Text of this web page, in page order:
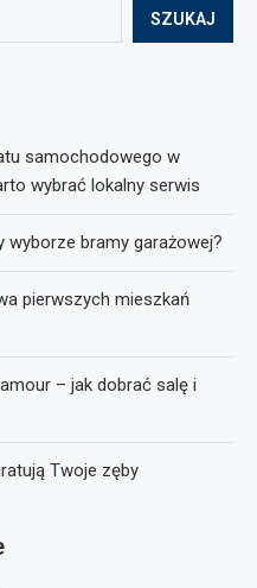
SZUKAJ
samochodowego w
wybrać lokalny serwis
bramy garażowej?
pierwszych mieszkań
– jak dobrać salę i
Twoje zęby